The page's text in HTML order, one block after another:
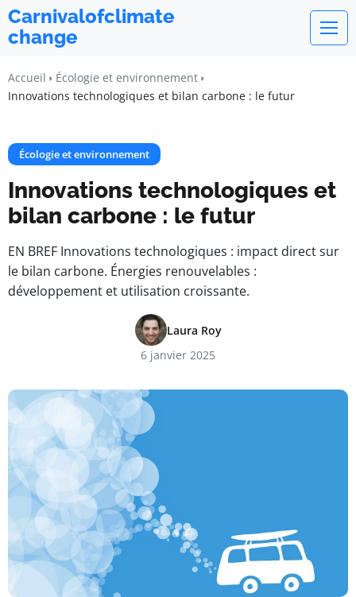
Carnivalofclimate
change
Accueil
Écologie et environnement
Innovations technologiques et bilan carbone : le futur
Écologie et environnement
Innovations technologiques et
bilan carbone : le futur
EN BREF Innovations technologiques : impact direct sur
le bilan carbone. Énergies renouvelables :
développement et utilisation croissante.
Laura Roy
6 janvier 2025